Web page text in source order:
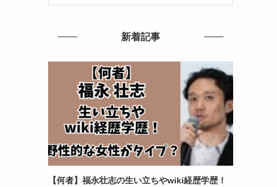
新着記事
【何者】福永壮志の生い立ちやwiki経歴学歴！